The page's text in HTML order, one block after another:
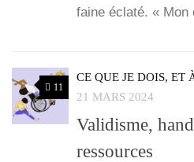
faine écla­té. «
11
CE QUE JE DOIS, ET
21 MARS 2024
Validisme,
ressources